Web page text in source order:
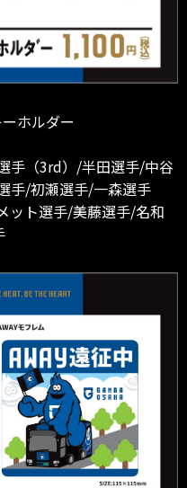
ホルダー
手（3rd）/半田選手/中谷
手/初瀬選手/一森選手
ット選手/美藤選手/名和